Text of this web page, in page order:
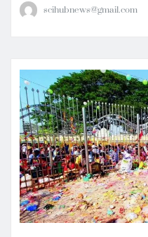
scihubnews@gmail.com